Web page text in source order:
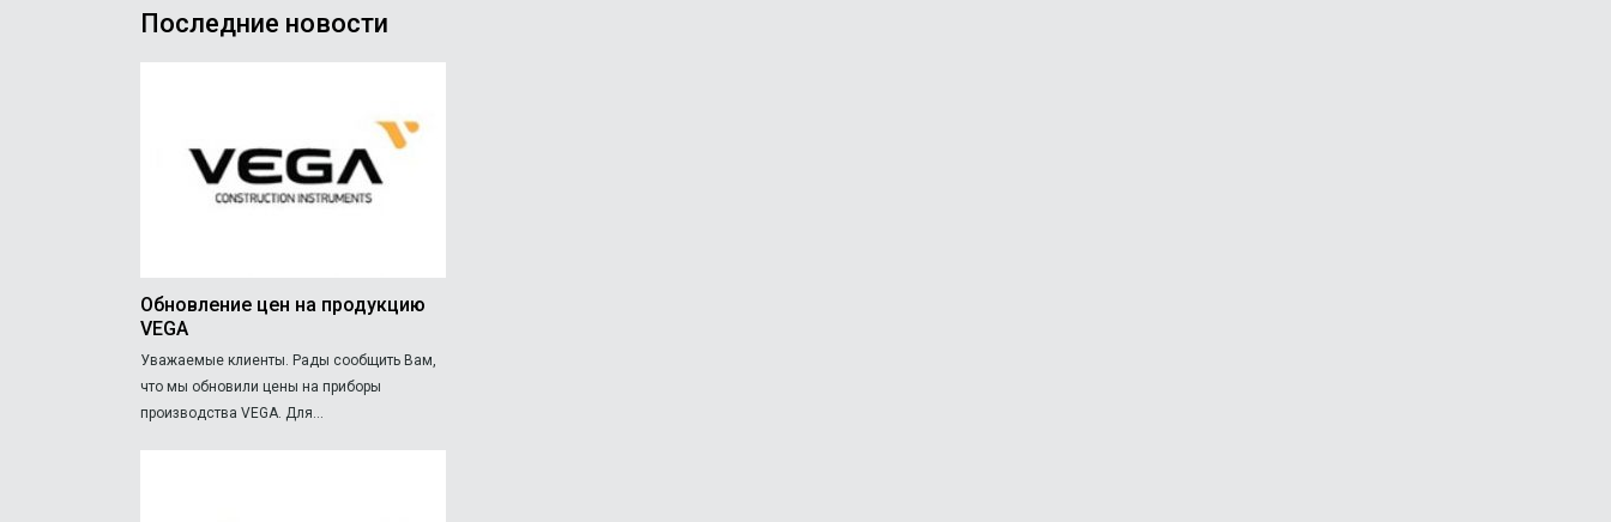
Последние новости
Обновление цен на продукцию
VEGA
Уважаемые клиенты. Рады сообщить Вам,
что мы обновили цены на приборы
производства VEGA. Для...